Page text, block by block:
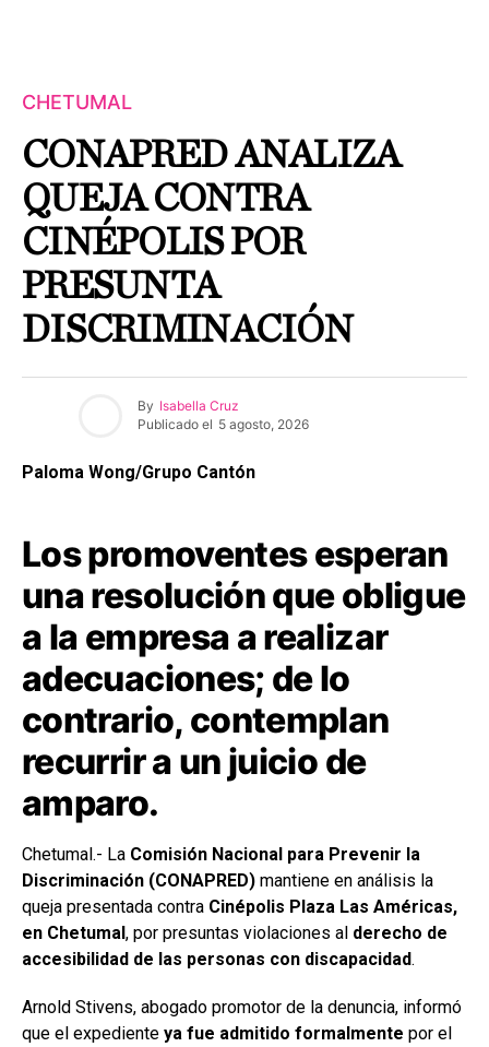
CHETUMAL
CONAPRED ANALIZA
QUEJA CONTRA
CINÉPOLIS POR
PRESUNTA
DISCRIMINACIÓN
By Isabella Cruz
Publicado el 5 agosto, 2026
Paloma Wong/Grupo Cantón
Los promoventes esperan
una resolución que obligue
a la empresa a realizar
adecuaciones; de lo
contrario, contemplan
recurrir a un juicio de
amparo.
Chetumal.- La Comisión Nacional para Prevenir la
Discriminación (CONAPRED) mantiene en análisis la
queja presentada contra Cinépolis Plaza Las Américas,
en Chetumal, por presuntas violaciones al derecho de
accesibilidad de las personas con discapacidad.
Arnold Stivens, abogado promotor de la denuncia, informó
que el expediente ya fue admitido formalmente por el